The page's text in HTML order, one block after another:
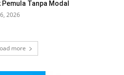
Pemula Tanpa Modal
2026
more